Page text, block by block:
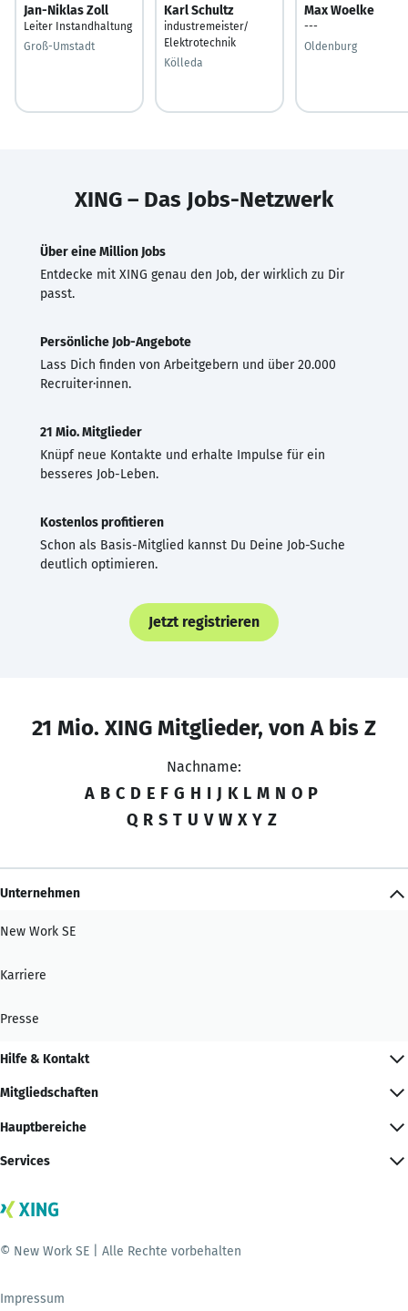
Jan-Niklas Zoll
Leiter Instandhaltung
Groß-Umstadt
Karl Schultz
industremeister/
Elektrotechnik
Kölleda
Max Woelke
---
Oldenburg
XING – Das Jobs-Netzwerk
Über eine Million Jobs
Entdecke mit XING genau den Job, der wirklich zu Dir
passt.
Persönliche Job-Angebote
Lass Dich finden von Arbeitgebern und über 20.000
Recruiter·innen.
21 Mio. Mitglieder
Knüpf neue Kontakte und erhalte Impulse für ein
besseres Job-Leben.
Kostenlos profitieren
Schon als Basis-Mitglied kannst Du Deine Job-Suche
deutlich optimieren.
Jetzt registrieren
21 Mio. XING Mitglieder, von A bis Z
Nachname:
A B C D E F G H I J K L M N O P
Q R S T U V W X Y Z
Unternehmen
New Work SE
Karriere
Presse
Hilfe & Kontakt
Mitgliedschaften
Hauptbereiche
Services
© New Work SE | Alle Rechte vorbehalten
Impressum